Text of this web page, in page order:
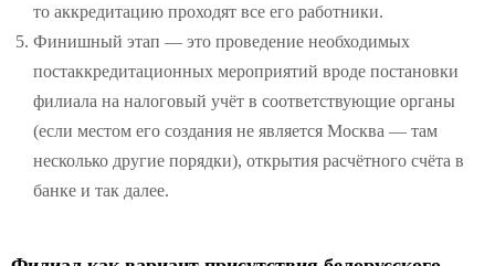
то аккредитацию проходят все его работники.
Финишный этап — это проведение необходимых
постаккредитационных мероприятий вроде постановки
филиала на налоговый учёт в соответствующие органы
(если местом его создания не является Москва — там
несколько другие порядки), открытия расчётного счёта в
банке и так далее.